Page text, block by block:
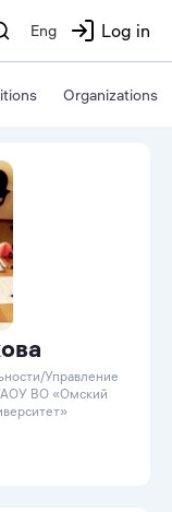
Eng Log in
Organizations
Управление
ВО «Омский